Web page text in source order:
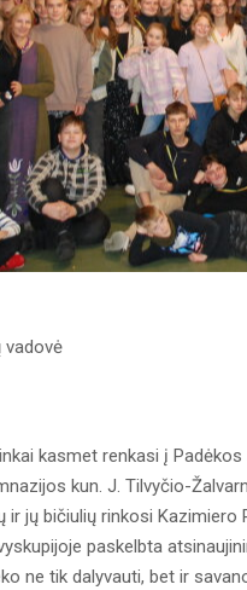
vadovė
kasmet renkasi į
kun. J. Tilvyčio-
ir jų bičiulių rinkosi
paskelbta
ne tik dalyvauti, bet ir